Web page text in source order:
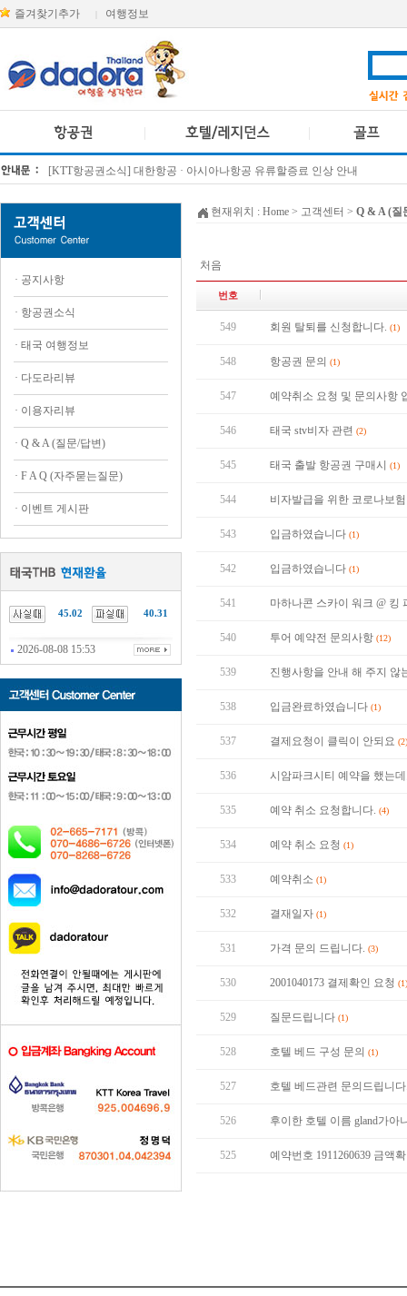
즐겨찾기추가 여행정보
[KTT항공권소식] 대한항공 · 아시아나항공 유류할증료 인상 안내
· 공지사항
· 항공권소식
· 태국 여행정보
· 다도라리뷰
· 이용자리뷰
· Q & A (질문/답변)
· F A Q (자주묻는질문)
· 이벤트 게시판
45.02 40.31
2026-08-08 15:53
현재위치 : Home > 고객센터 > Q & A (질
처음
번호
549 회원 탈퇴를 신청합니다. (1)
548 항공권 문의 (1)
547 예약취소 요청 및 문의사항
546 태국 stv비자 관련 (2)
545 태국 출발 항공권 구매시 (1)
544 비자발급을 위한 코로나보
543 입금하였습니다 (1)
542 입금하였습니다 (1)
541 마하나콘 스카이 워크 @ 킹
540 투어 예약전 문의사항 (12)
539 진행사항을 안내 해 주지 않
538 입금완료하였습니다 (1)
537 결제요청이 클릭이 안되요 (2)
536 시암파크시티 예약을 했는
535 예약 취소 요청합니다. (4)
534 예약 취소 요청 (1)
533 예약취소 (1)
532 결재일자 (1)
531 가격 문의 드립니다. (3)
530 2001040173 결제확인 요청 (1)
529 질문드립니다 (1)
528 호텔 베드 구성 문의 (1)
527 호텔 베드관련 문의드립니
526 후이한 호텔 이름 gland가아
525 예약번호 1911260639 금액